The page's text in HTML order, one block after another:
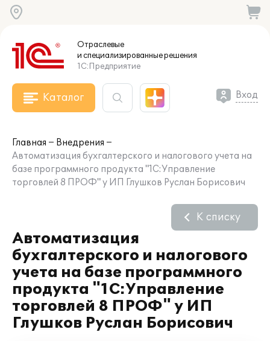
Отраслевые
и специализированныерешения
1С:Предприятие
Каталог Вход
Главная
Внедрения
Автоматизация бухгалтерского и налогового учета на
базе программного продукта "1С:Управление
торговлей 8 ПРОФ" у ИП Глушков Руслан Борисович
Автоматизация
бухгалтерского и налогового
учета на базе программного
продукта "1С:Управление
торговлей 8 ПРОФ" у ИП
Глушков Руслан Борисович
К списку